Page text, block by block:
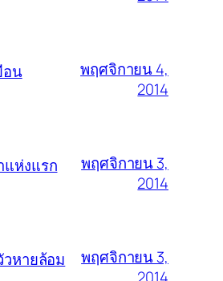
อน
พฤศจิกายน 4,
2014
แห่งแรก
พฤศจิกายน 3,
2014
หายล้อม
พฤศจิกายน 3,